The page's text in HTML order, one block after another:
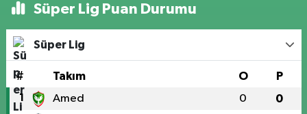
Süper Lig Puan Durumu
Süper Lig
# Takım O P
1 Amed 0 0